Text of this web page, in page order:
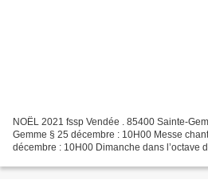
NOËL 2021 fssp Vendée . 85400 Sainte-
Gemme § 25 décembre : 10H00 Messe
décembre : 10H00 Dimanche dans l’octave